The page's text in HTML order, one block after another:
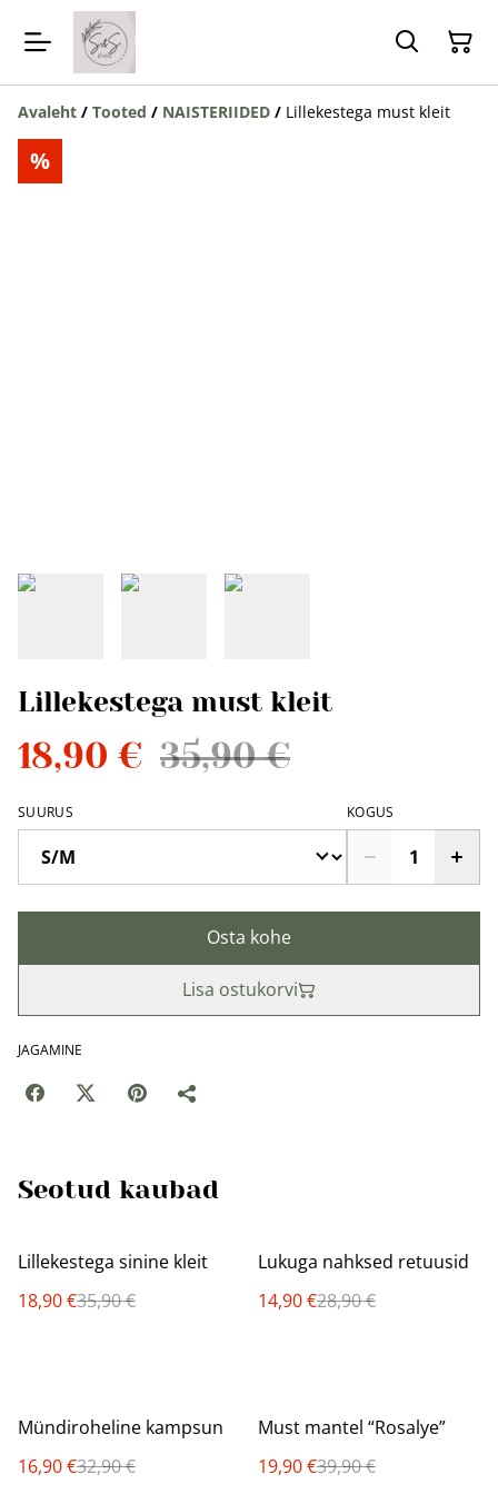
Avaleht / Tooted / NAISTERIIDED / Lillekestega must kleit
%
Lillekestega must kleit
18,90 € 35,90 €
SUURUS KOGUS
Osta kohe
Lisa ostukorvi
JAGAMINE
Seotud kaubad
%
Lillekestega sinine kleit
18,90 €35,90 €
%
Lukuga nahksed retuusid
14,90 €28,90 €
%
Mündiroheline kampsun
16,90 €32,90 €
%
Must mantel “Rosalye”
19,90 €39,90 €